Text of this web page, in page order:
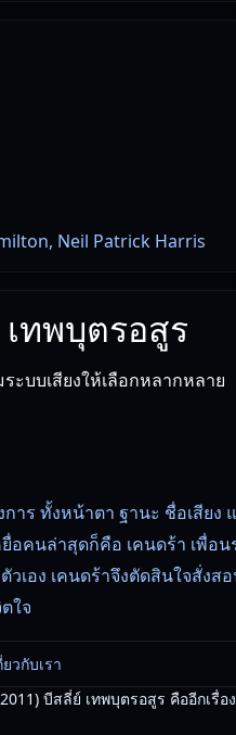
Neil Patrick Harris
ทพบุตรอสูร
ะบบเสียงให้เลือกหลากหลาย
าร ทั้งหน้าตา ฐานะ ชื่อเสียง
อคนล่าสุดก็คือ เคนดร้า เพื่อน
เอง เคนดร้าจึงตัดสินใจสั่งส
ใจ
ยวกับเรา
บีสลี่ย์ เทพบุตรอสูร คืออีกเรื่อ